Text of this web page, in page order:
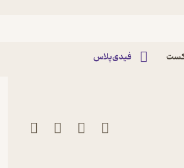
فیدی‌پلاس